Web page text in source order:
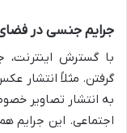
جرایم جنسی در
با گسترش
گرفتن. مثلاً انتشار
به انتشار تصاویر
اجتماعی. این جرایم